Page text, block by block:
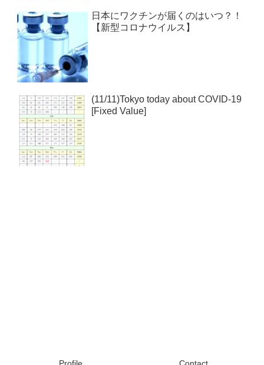
日本にワクチンが届くのはいつ？！
【新型コロナウイルス】
(11/11)Tokyo today about COVID-19
[Fixed Value]